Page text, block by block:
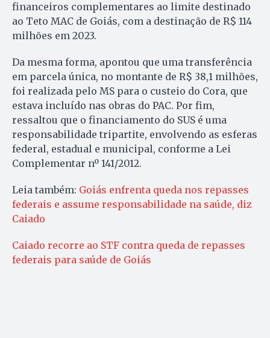
financeiros complementares ao limite destinado
ao Teto MAC de Goiás, com a destinação de R$ 114
milhões em 2023.
Da mesma forma, apontou que uma transferência
em parcela única, no montante de R$ 38,1 milhões,
foi realizada pelo MS para o custeio do Cora, que
estava incluído nas obras do PAC. Por fim,
ressaltou que o financiamento do SUS é uma
responsabilidade tripartite, envolvendo as esferas
federal, estadual e municipal, conforme a Lei
Complementar nº 141/2012.
Leia também: Goiás enfrenta queda nos repasses
federais e assume responsabilidade na saúde, diz
Caiado
Caiado recorre ao STF contra queda de repasses
federais para saúde de Goiás